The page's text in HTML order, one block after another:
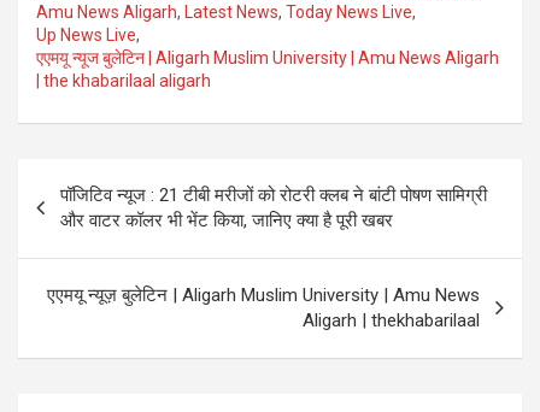
Amu News Aligarh, Latest News, Today News Live,
Up News Live,
एएमयू न्यूज बुलेटिन | Aligarh Muslim University | Amu News Aligarh
| the khabarilaal aligarh
Post
navigation
पॉजिटिव न्यूज : 21 टीबी मरीजों को रोटरी क्लब ने बांटी पोषण सामिग्री
और वाटर कॉलर भी भेंट किया, जानिए क्या है पूरी खबर
एएमयू न्यूज़ बुलेटिन | Aligarh Muslim University | Amu News
Aligarh | thekhabarilaal